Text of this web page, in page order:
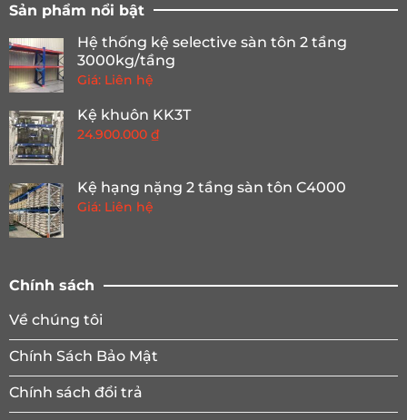
Sản phẩm nổi bật
Hệ thống kệ selective sàn tôn 2 tầng
3000kg/tầng
Giá: Liên hệ
Kệ khuôn KK3T
24.900.000 ₫
Kệ hạng nặng 2 tầng sàn tôn C4000
Giá: Liên hệ
Chính sách
Về chúng tôi
Chính Sách Bảo Mật
Chính sách đổi trả